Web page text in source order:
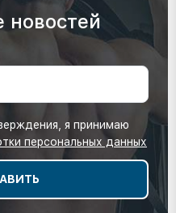
новостей
я принимаю
персональных данных